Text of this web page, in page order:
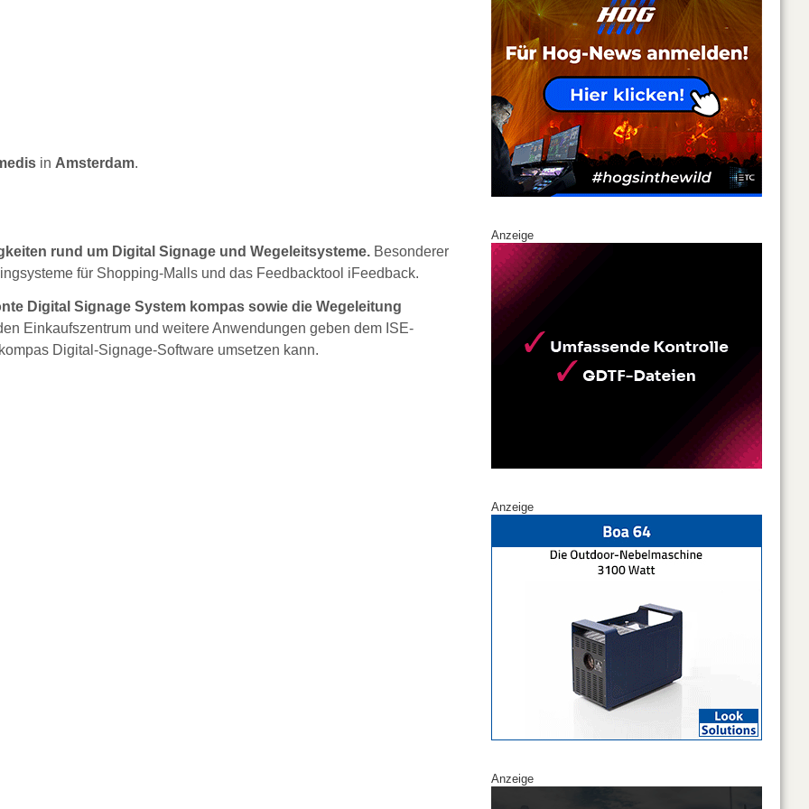
in Amsterdam.
rund um Digital Signage und Wegeleitsysteme. Besonderer
für Shopping-Malls und das Feedbacktool iFeedback.
Digital Signage System kompas sowie die Wegeleitung
Einkaufszentrum und weitere Anwendungen geben dem ISE-
Digital-Signage-Software umsetzen kann.
Anzeige
Anzeige
Anzeige